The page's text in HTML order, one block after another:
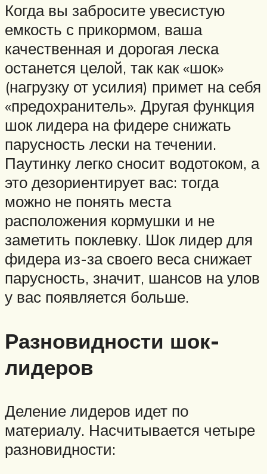
Когда вы забросите увесистую
емкость с прикормом, ваша
качественная и дорогая леска
останется целой, так как «шок»
(нагрузку от усилия) примет на себя
«предохранитель». Другая функция
шок лидера на фидере снижать
парусность лески на течении.
Паутинку легко сносит водотоком, а
это дезориентирует вас: тогда
можно не понять места
расположения кормушки и не
заметить поклевку. Шок лидер для
фидера из-за своего веса снижает
парусность, значит, шансов на улов
у вас появляется больше.
Разновидности шок-
лидеров
Деление лидеров идет по
материалу. Насчитывается четыре
разновидности: